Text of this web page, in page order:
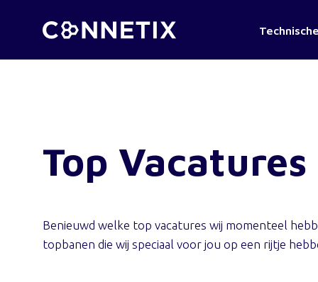
Top Vacatures
Benieuwd welke top vacatures wij momenteel
topbanen die wij speciaal voor jou op een rijtje